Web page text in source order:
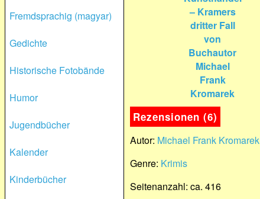
Fremdsprachig (magyar)
Gedichte
Historische Fotobände
Humor
Jugendbücher
Kalender
Kinderbücher
Rezensionen (6)
Autor: Michael Frank Kromarek
Genre: Krimis
Seitenanzahl: ca. 416